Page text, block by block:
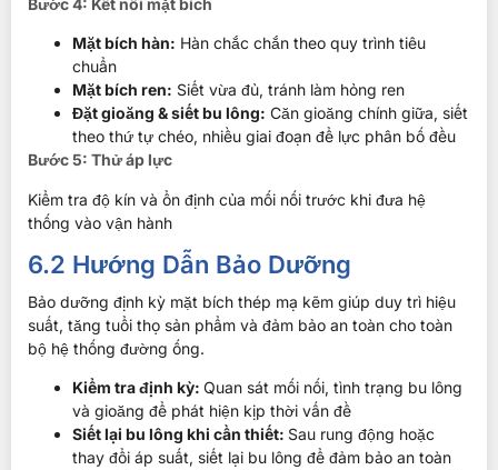
Mặt bích hàn: Hàn chắc chắn theo quy trình tiêu
chuẩn
Mặt bích ren: Siết vừa đủ, tránh làm hỏng ren
Đặt gioăng & siết bu lông: Căn gioăng chính giữa, siết
theo thứ tự chéo, nhiều giai đoạn để lực phân bố đều
Bước 5: Thử áp lực
Kiểm tra độ kín và ổn định của mối nối trước khi đưa hệ
thống vào vận hành
6.2 Hướng Dẫn Bảo Dưỡng
Bảo dưỡng định kỳ mặt bích thép mạ kẽm giúp duy trì hiệu
suất, tăng tuổi thọ sản phẩm và đảm bảo an toàn cho toàn
bộ hệ thống đường ống.
Kiểm tra định kỳ: Quan sát mối nối, tình trạng bu lông
và gioăng để phát hiện kịp thời vấn đề
Siết lại bu lông khi cần thiết: Sau rung động hoặc
thay đổi áp suất, siết lại bu lông để đảm bảo an toàn